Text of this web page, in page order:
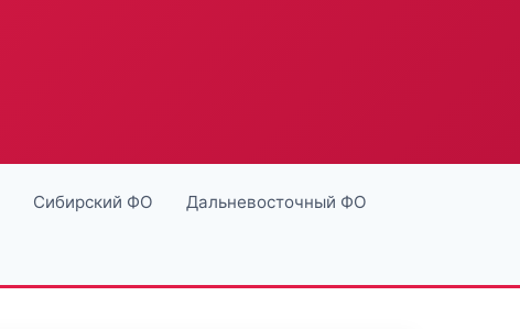
Сибирский ФО Дальневосточный ФО